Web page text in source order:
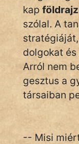
kap
szólal. A
dolgokat
Arról nem
gesztus a
társaiban
-- Misi